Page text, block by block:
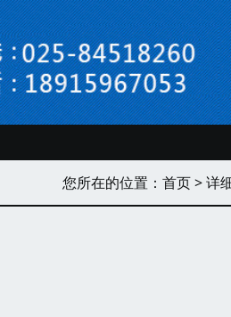
您所在的位置： 首页> 详